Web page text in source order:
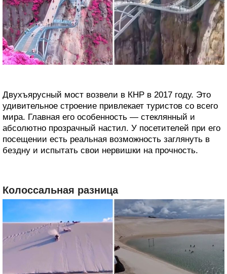
Двухъярусный мост возвели в КНР в 2017 году. Это
удивительное строение привлекает туристов со всего
мира. Главная его особенность — стеклянный и
абсолютно прозрачный настил. У посетителей при его
посещении есть реальная возможность заглянуть в
бездну и испытать свои нервишки на прочность.
Колоссальная разница